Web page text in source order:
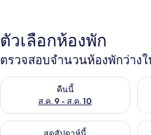
ตัวเลือกห้องพัก
ตรวจสอบจำนวนห้องพักว่าง
คืนนี้
ส.ค. 9 - ส.ค. 10
ตรวจสอบจำนวนห้องพักว่างในคืนนี้ตร
ตรวจสอบจำนวนห้องพักว่างในสุดสัปตร